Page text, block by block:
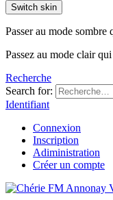
Switch skin
Passer au mode
Passez au mode clair
Recherche
Search for:
Identifiant
Connexion
Inscription
Adiministration
Créer un compte